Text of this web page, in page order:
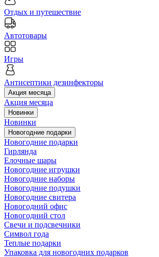
Отдых и путешествие
Автотовары
Игры
Антисептики дезинфекторы
Акция месяца
Акция месяца
Новинки
Новинки
Новогодние подарки
Новогодние подарки
Гирлянда
Елочные шары
Новогодние игрушки
Новогодние наборы
Новогодние подушки
Новогодние свитера
Новогодний офис
Новогодний стол
Свечи и подсвечники
Символ года
Теплые подарки
Упаковка для новогодних подарков